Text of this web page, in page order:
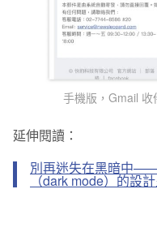
手機版，Gmail
延伸閱讀：
別再迷失在黑暗中
（dark mode）的設